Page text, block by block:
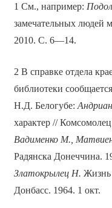
1 См., например:
замечательных людей
2010. С. 6—14.
2 В справке отдела
библиотеки
Н.Д. Белогубе:
характер //
Вадименко М.,
Радянска Донеччина.
Златокрылец Н. Жизнь
Донбасс. 1964. 1 окт.